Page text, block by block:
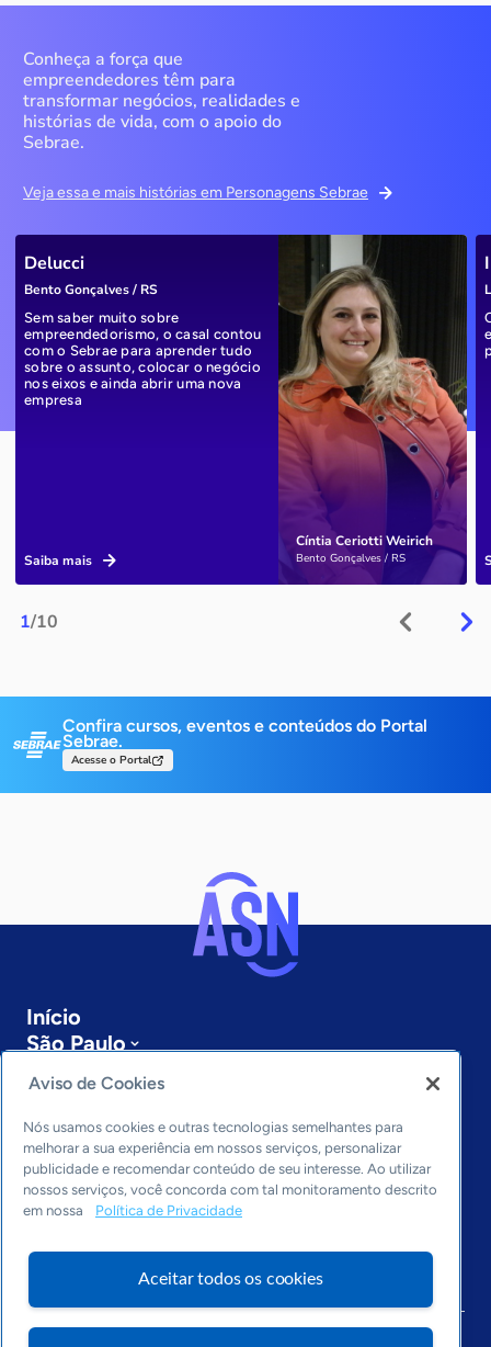
Conheça a força que
empreendedores têm para
transformar negócios, realidades e
histórias de vida, com o apoio do
Sebrae.
Veja essa e mais histórias em Personagens Sebrae
1/10
Cíntia Ceriotti Weirich
Bento Gonçalves / RS
Delucci
Bento Gonçalves / RS
Sem saber muito sobre
empreendedorismo, o casal contou
com o Sebrae para aprender tudo
sobre o assunto, colocar o negócio
nos eixos e ainda abrir uma nova
empresa
Saiba mais
Confira cursos, eventos e conteúdos do Portal
Sebrae.
Acesse o Portal
Início
São Paulo
Sobre a ASN
Últimas notícias
Entre em contato
Editorias
Economia & Política
Inovação & Tecnologia
Cultura empreendedora
Arquivo
Aviso de Cookies
Nós usamos cookies e outras tecnologias semelhantes para
melhorar a sua experiência em nossos serviços, personalizar
publicidade e recomendar conteúdo de seu interesse. Ao utilizar
nossos serviços, você concorda com tal monitoramento descrito
em nossa
Política de Privacidade
Aceitar todos os cookies